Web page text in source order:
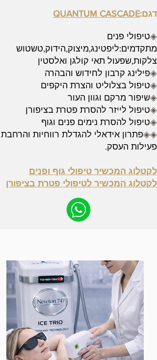
דגם:QUANTUM CASCADE
◈טיפולי פנים
מתקדמים:ליפטינג,מיצוק,הידוק,טשטוש
צלקות,שפעול תאי קולגן ואלסטין
◈פילינג קרבון לחידוש והבהרה
◈טיפול בצלוליט והצרת היקפים
◈שיפור מרקם וגוון העור
◈טיפול לייזר להסרת פטרת בציפורן
◈טיפול להסרת נימים פנים וגוף
◈◈פתרון אידאלי להגדלת רווחיות והרחבת
פעילות העסק.
לקטלוג המכשיר טיפולי גוף ופנים
לקטלוג המכשיר לטיפולי פטרת בציפורן